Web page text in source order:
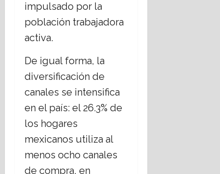
impulsado por la
población trabajadora
activa.
De igual forma, la
diversificación de
canales se intensifica
en el país: el 26.3% de
los hogares
mexicanos utiliza al
menos ocho canales
de compra, en